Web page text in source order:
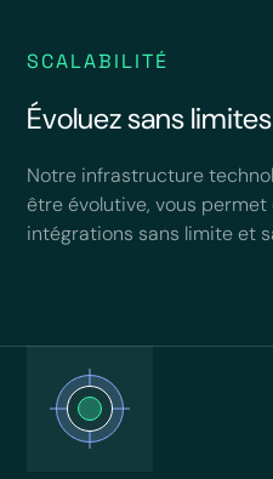
SCALABILITÉ
Évoluez sans limites
Notre infrastructure
être évolutive, vous
intégrations sans limite et